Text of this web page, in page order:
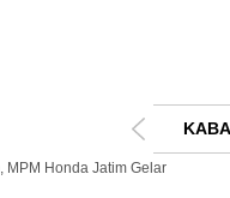
MPM Honda Jatim Gelar